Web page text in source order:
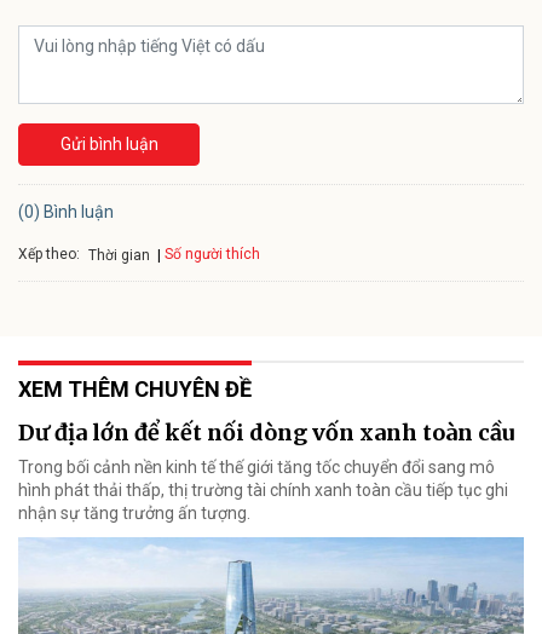
Gửi bình luận
(0) Bình luận
Xếp theo: Thời gian Số người thích
XEM THÊM CHUYÊN ĐỀ
Dư địa lớn để kết nối dòng vốn xanh toàn cầu
Trong bối cảnh nền kinh tế thế giới tăng tốc chuyển đổi sang mô
hình phát thải thấp, thị trường tài chính xanh toàn cầu tiếp tục ghi
nhận sự tăng trưởng ấn tượng.